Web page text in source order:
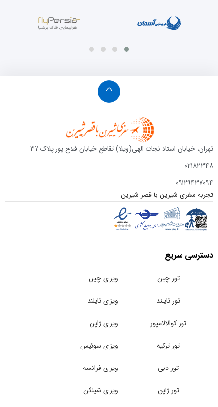
تهران، خیابان استاد نجات الهی(ویلا) تقاطع خیابان فلاح پور پلاک 37
۰۲۱۸۳۳۴۸
۰۹۱۲۹۴۳۷۰۹۴
تجربه سفری شیرین با قصر شیرین
دسترسی سریع
تور چین
تور تایلند
تور کوالالامپور
تور ترکیه
تور دبی
تور ژاپن
ویزای چین
ویزای تایلند
ویزای ژاپن
ویزای سوئیس
ویزای فرانسه
ویزای شینگن